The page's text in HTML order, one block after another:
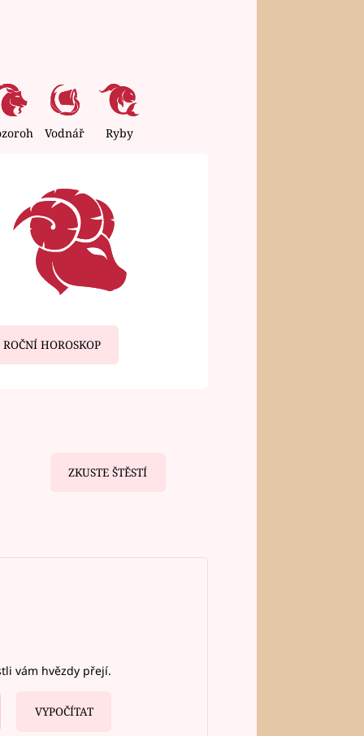
Vodnář Ryby
ROČNÍ HOROSKOP
ZKUSTE ŠTĚSTÍ
vám hvězdy přejí.
VYPOČÍTAT